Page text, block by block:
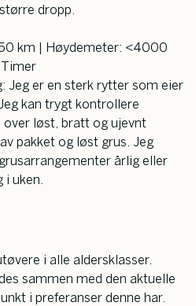
dropp.
km | Høydemeter: <4000
Jeg er en sterk rytter som eier
kan trygt kontrollere
løst, bratt og ujevnt
pakket og løst grus. Jeg
årlig eller
i uken.
i alle aldersklasser.
sammen med den aktuelle
i preferanser denne har.